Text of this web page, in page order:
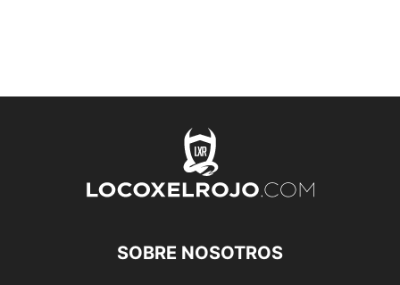
SOBRE NOSOTROS